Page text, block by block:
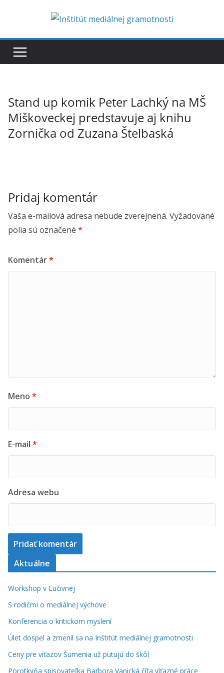
Stand up komik Peter Lachký na MŠ
Miškoveckej predstavuje aj knihu
Zornička od Zuzana Štelbaská
Pridaj komentár
Vaša e-mailová adresa nebude zverejnená. Vyžadované
polia sú označené *
Komentár*
Meno *
E-mail *
Adresa webu
Aktuálne
Workshop v Lučivnej
S rodičmi o mediálnej výchove
Konferencia o kritickom myslení
Úlet dospel a zmenil sa na Inštitút mediálnej gramotnosti
Ceny pre víťazov Šumenia už putujú do škôl
Porotkyňa spisovateľka Barbora Vanická číta víťazné práce